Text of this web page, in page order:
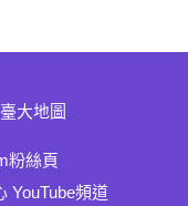
臺大地圖